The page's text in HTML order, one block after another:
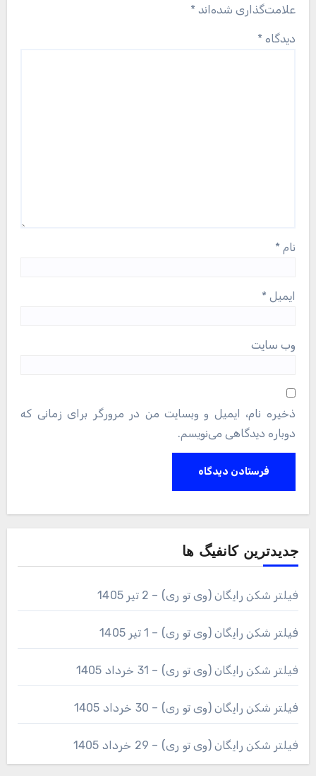
علامت‌گذاری شده‌اند *
دیدگاه *
نام *
ایمیل *
وب‌ سایت
ذخیره نام، ایمیل و وبسایت من در مرورگر برای زمانی که
دوباره دیدگاهی می‌نویسم.
جدیدترین کانفیگ ها
فیلتر شکن رایگان (وی تو ری) – 2 تیر 1405
فیلتر شکن رایگان (وی تو ری) – 1 تیر 1405
فیلتر شکن رایگان (وی تو ری) – 31 خرداد 1405
فیلتر شکن رایگان (وی تو ری) – 30 خرداد 1405
فیلتر شکن رایگان (وی تو ری) – 29 خرداد 1405